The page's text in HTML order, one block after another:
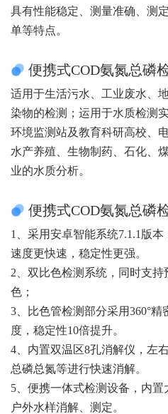
具有性能稳定、测量准确、测
单等特点。
便携式COD氨氮总磷
适用于生活污水、工业废水、
染物的检测；运用于水质检测
环境监测站及教育科研高校、
水产养殖、生物制药、石化、
业的水质分析。
便携式COD氨氮总磷
1、采用安卓智能系统7.1.1版
速度更快速，稳定性更强。
2、双比色检测系统，同时支
色；
3、比色管检测部分采用360°
度，稳定性10倍提升。
4、内置双温区8孔消解仪，左
总磷总氮等进行快速消解。
5、便携一体式检测设备，内
户外水样消解、测定。